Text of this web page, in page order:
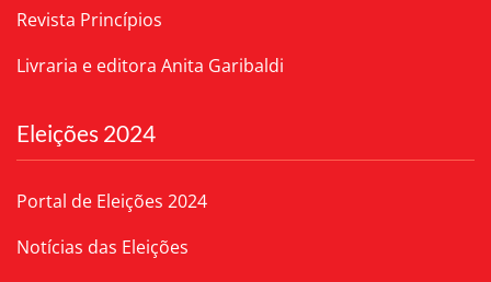
Revista Princípios
Livraria e editora Anita Garibaldi
Eleições 2024
Portal de Eleições 2024
Notícias das Eleições